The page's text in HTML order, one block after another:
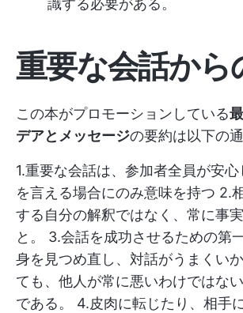
識する必要がある。
重要な会話から
この本がプロモーションしている
デアとメッセージの要約は以下の
1.重要な会話は、参加者全員が安
を言える場合にのみ意味を持つ 2.
する自分の解釈ではなく、常に事
と。 3.会話を成功させるための第
身を見つめ直し、対話がうまくい
ても、他人が常に悪いわけではな
である。 4.皮肉に転じたり、相手